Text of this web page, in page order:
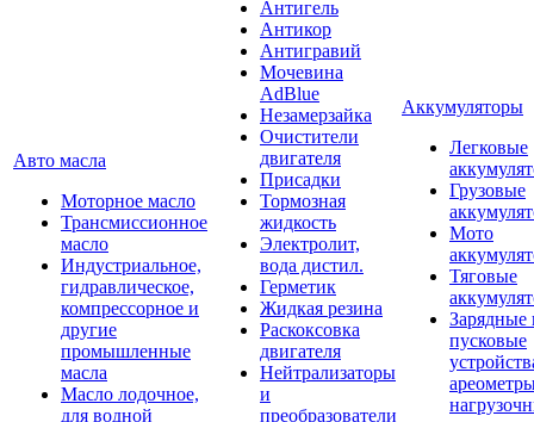
Авто масла
Моторное масло
Трансмиссионное
масло
Индустриальное,
гидравлическое,
компрессорное и
другие
промышленные
масла
Масло лодочное,
для водной
Антигель
Антикор
Антигравий
Мочевина
AdBlue
Незамерзайка
Очистители
двигателя
Присадки
Тормозная
жидкость
Электролит,
вода дистил.
Герметик
Жидкая резина
Раскоксовка
двигателя
Нейтрализаторы
и
преобразователи
Аккумуляторы
Легковые
Грузовые
Мото
Тяговые
Зарядные
пусковые